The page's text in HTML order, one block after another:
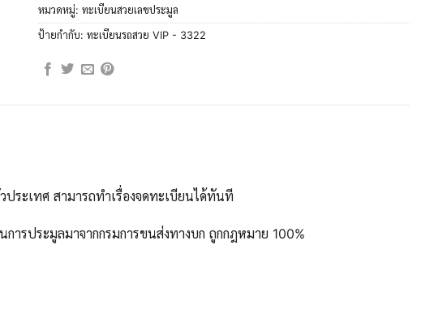
หมวดหมู่: ทะเบียนสวยเลขประมูล
ป้ายกำกับ: ทะเบียนรถสวย VIP - 3322
ระเทศ สามารถทำเรื่องจดทะเบียนได้ทันที
ารประมูลมาจากกรมการขนส่งทางบก ถูกกฎหมาย 100%